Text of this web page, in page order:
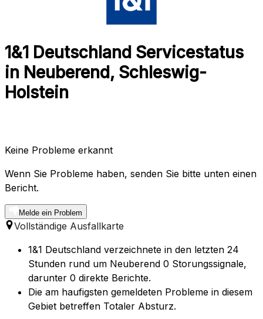
1&1 Deutschland Servicestatus
in Neuberend, Schleswig-
Holstein
Keine Probleme erkannt
Wenn Sie Probleme haben, senden Sie bitte unten einen
Bericht.
Melde ein Problem
Vollständige Ausfallkarte
1&1 Deutschland verzeichnete in den letzten 24
Stunden rund um Neuberend 0 Storungssignale,
darunter 0 direkte Berichte.
Die am haufigsten gemeldeten Probleme in diesem
Gebiet betreffen Totaler Absturz.